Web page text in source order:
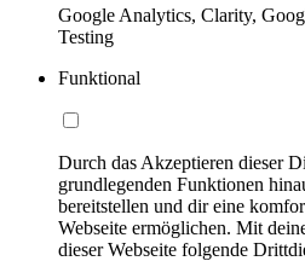
Google Analytics, Clarity,
Testing
Funktional
Durch das Akzeptieren dieser
grundlegenden Funktionen
bereitstellen und dir eine
Webseite ermöglichen. Mit
dieser Webseite folgende